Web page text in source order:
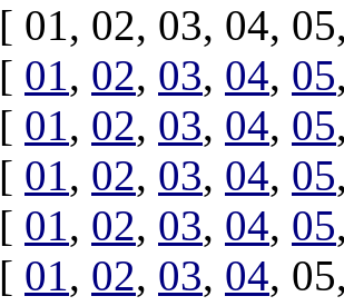
[ 01, 02, 03, 04,
[ 01, 02, 03, 04, 05
[ 01, 02, 03, 04, 05
[ 01, 02, 03, 04, 05
[ 01, 02, 03, 04, 05
[ 01, 02, 03, 04,